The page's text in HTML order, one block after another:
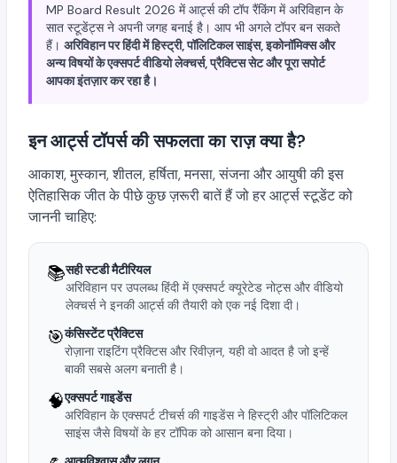
MP Board Result 2026 में आर्ट्स की टॉप रैंकिंग में अरिविहान के
सात स्टूडेंट्स ने अपनी जगह बनाई है। आप भी अगले टॉपर बन सकते
हैं। अरिविहान पर हिंदी में हिस्ट्री, पॉलिटिकल साइंस, इकोनॉमिक्स और
अन्य विषयों के एक्सपर्ट वीडियो लेक्चर्स, प्रैक्टिस सेट और पूरा सपोर्ट
आपका इंतज़ार कर रहा है।
इन आर्ट्स टॉपर्स की सफलता का राज़ क्या है?
आकाश, मुस्कान, शीतल, हर्षिता, मनसा, संजना और आयुषी की इस
ऐतिहासिक जीत के पीछे कुछ ज़रूरी बातें हैं जो हर आर्ट्स स्टूडेंट को
जाननी चाहिए:
📚सही स्टडी मैटीरियल
अरिविहान पर उपलब्ध हिंदी में एक्सपर्ट क्यूरेटेड नोट्स और वीडियो
लेक्चर्स ने इनकी आर्ट्स की तैयारी को एक नई दिशा दी।
🎯कंसिस्टेंट प्रैक्टिस
रोज़ाना राइटिंग प्रैक्टिस और रिवीज़न, यही वो आदत है जो इन्हें
बाकी सबसे अलग बनाती है।
🧠एक्सपर्ट गाइडेंस
अरिविहान के एक्सपर्ट टीचर्स की गाइडेंस ने हिस्ट्री और पॉलिटिकल
साइंस जैसे विषयों के हर टॉपिक को आसान बना दिया।